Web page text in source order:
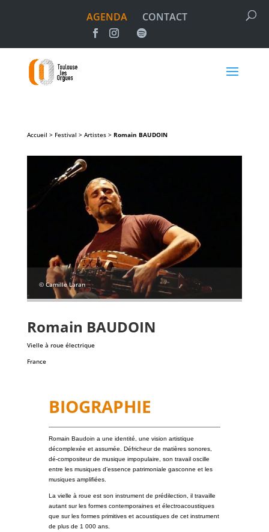
AGENDA CONTACT
Accueil > Festival > Artistes > Romain BAUDOIN
© Camille Laran
Romain BAUDOIN
Vielle à roue électrique
France
BIOGRAPHIE
Romain Baudoin a une identité, une vision artistique
décomplexée et assumée. Défricheur de matières sonores,
dé-compositeur de musique impopulaire, son travail oscille
entre les musiques d’essence patrimoniale gasconne et les
musiques amplifiées.
La vielle à roue est son instrument de prédilection, il travaille
autant sur les formes contemporaines et électroacoustiques
que sur les formes primitives et acoustiques de cet instrument
de plus de 1 000 ans.